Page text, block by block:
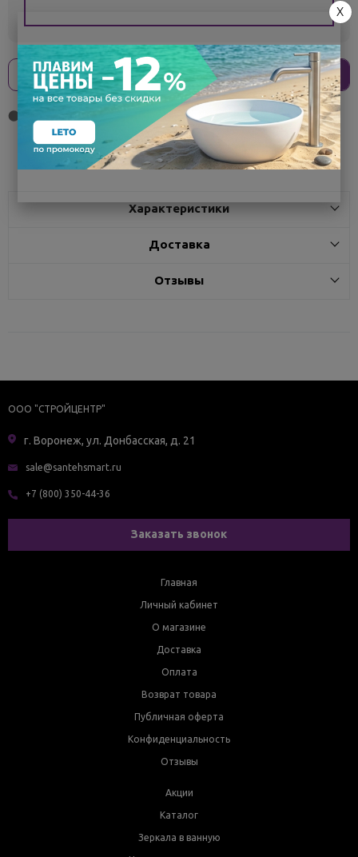
Оплати без переплат 1 680 ₽x 4 платежа
Поделиться
Характеристики
Доставка
Отзывы
ООО "СТРОЙЦЕНТР"
г. Воронеж, ул. Донбасская, д. 21
sale@santehsmart.ru
+7 (800) 350-44-36
Заказать звонок
Главная
Личный кабинет
О магазине
Доставка
Оплата
Возврат товара
Публичная оферта
Конфиденциальность
Отзывы
Акции
Каталог
Зеркала в ванную
X